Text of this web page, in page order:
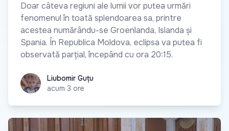
Doar câteva regiuni ale lumii vor putea urmări
fenomenul în toată splendoarea sa, printre
acestea numărându-se Groenlanda, Islanda și
Spania. În Republica Moldova, eclipsa va putea fi
observată parțial, începând cu ora 20:15.
Liubomir Guțu
Liubomir Guțu
acum 3 ore